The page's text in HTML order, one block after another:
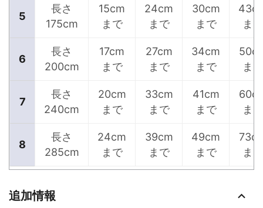
5
長さ
175cm
15cm
まで
24cm
まで
30cm
まで
まで
6
長さ
200cm
17cm
まで
27cm
まで
34cm
まで
まで
7
長さ
240cm
20cm
まで
33cm
まで
41cm
まで
まで
8
長さ
285cm
24cm
まで
39cm
まで
49cm
まで
まで
追加情報